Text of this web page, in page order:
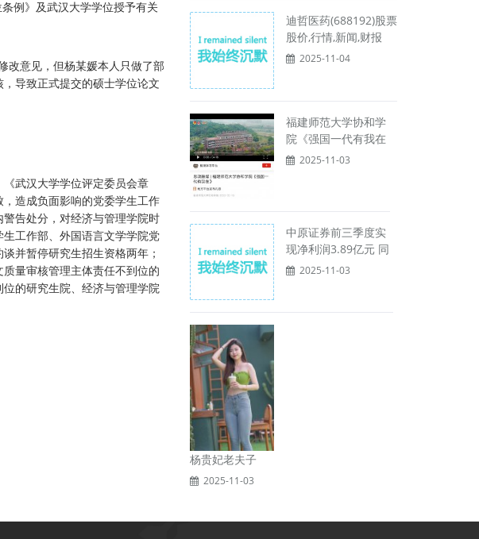
例》及武汉大学学位授予有关
改意见，但杨某媛本人只做了部
导致正式提交的硕士学位论文
武汉大学学位评定委员会章
造成负面影响的党委学生工作
告处分，对经济与管理学院时
工作部、外国语言文学学院党
并暂停研究生招生资格两年；
量审核管理主体责任不到位的
的研究生院、经济与管理学院
迪哲医药(688192)股票
股价,行情,新闻,财报
2025-11-04
福建师范大学协和学
院《强国一代有我在
2025-11-03
中原证券前三季度实
现净利润3.89亿元 同
2025-11-03
杨贵妃老夫子
2025-11-03